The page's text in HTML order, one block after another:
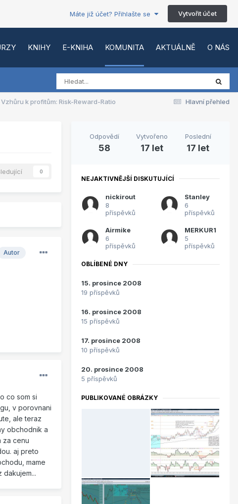
Máte již účet? Přihlašte se Vytvořit účet
KNIHY E-KNIHA KOMUNITA AKTUÁLNĚ O NÁS
Hlavní přehled
k profitům: Risk-Reward-Ratio
0
Autor
co som si
v porovnani
ale teraz
obchodnik a
za cenu
aj preto
mame
Odpovědí
58
Vytvořeno
17 let
Poslední
17 let
NEJAKTIVNĚJŠÍ DISKUTUJÍCÍ
nickirout
8
příspěvků
Stanley
6
příspěvků
Airmike
6
příspěvků
MERKUR1
5
příspěvků
OBLÍBENÉ DNY
15. prosince 2008
19 příspěvků
16. prosince 2008
15 příspěvků
17. prosince 2008
10 příspěvků
20. prosince 2008
5 příspěvků
PUBLIKOVANÉ OBRÁZKY